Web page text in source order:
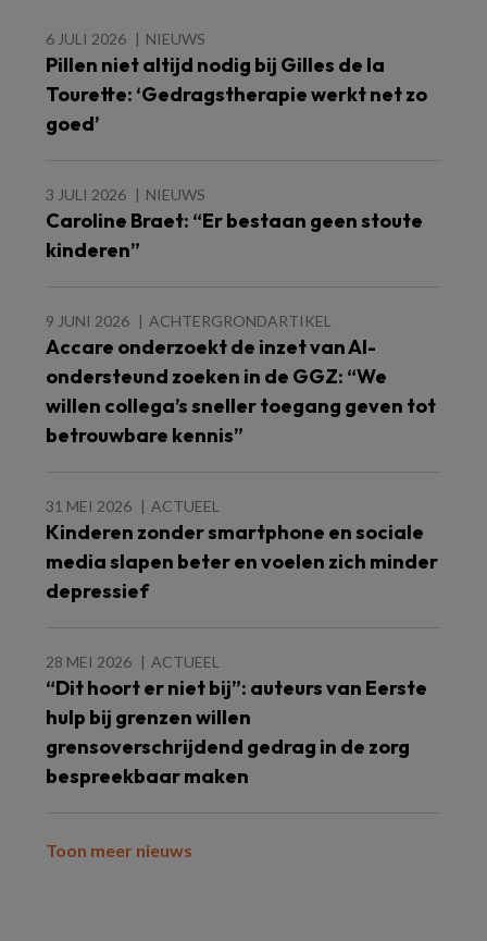
6 JULI 2026 NIEUWS
Pillen niet altijd nodig bij Gilles de la
Tourette: ‘Gedragstherapie werkt net zo
goed’
3 JULI 2026 NIEUWS
Caroline Braet: “Er bestaan geen stoute
kinderen”
9 JUNI 2026 ACHTERGRONDARTIKEL
Accare onderzoekt de inzet van AI-
ondersteund zoeken in de GGZ: “We
willen collega’s sneller toegang geven tot
betrouwbare kennis”
31 MEI 2026 ACTUEEL
Kinderen zonder smartphone en sociale
media slapen beter en voelen zich minder
depressief
28 MEI 2026 ACTUEEL
“Dit hoort er niet bij”: auteurs van Eerste
hulp bij grenzen willen
grensoverschrijdend gedrag in de zorg
bespreekbaar maken
Toon meer nieuws